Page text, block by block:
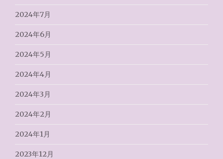
2024年7月
2024年6月
2024年5月
2024年4月
2024年3月
2024年2月
2024年1月
2023年12月